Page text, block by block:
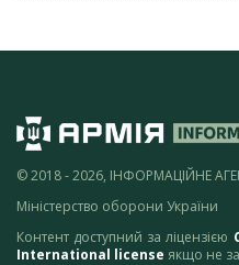
© 2018 - 2026, ІНФОРМАЦІЙНЕ
Міністерство оборони України
Контент доступний за ліцензією
International license якщо не